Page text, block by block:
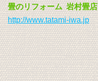
畳のリフォーム 岩村畳店
http://www.tatami-iwa.jp